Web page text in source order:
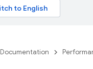
Documentation